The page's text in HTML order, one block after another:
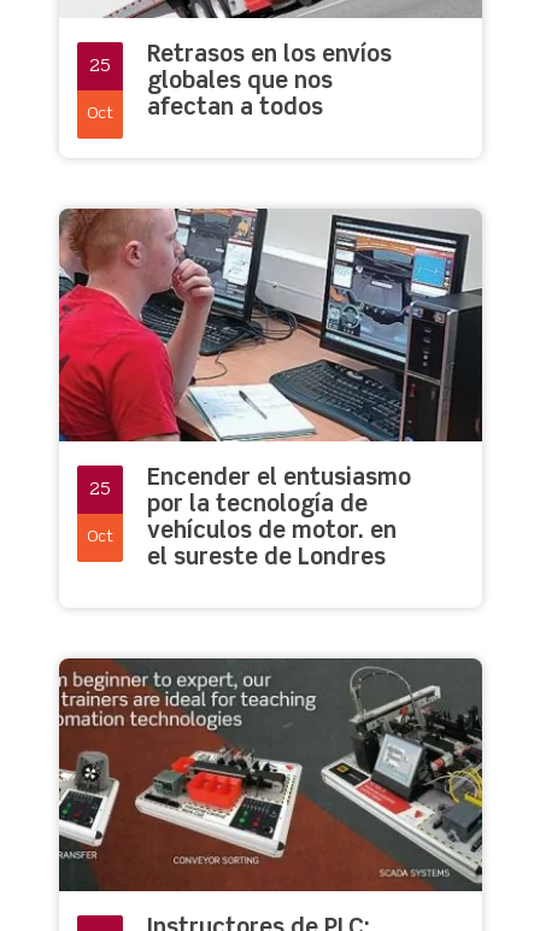
25
Oct
Retrasos en los envíos
globales que nos
afectan a todos
25
Oct
Encender el entusiasmo
por la tecnología de
vehículos de motor. en
el sureste de Londres